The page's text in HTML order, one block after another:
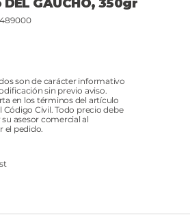
GAUCHO, 350gr
son de carácter informativo
sin previo aviso.
en los términos del artículo
Código Civil. Todo precio debe
asesor comercial al
el pedido.